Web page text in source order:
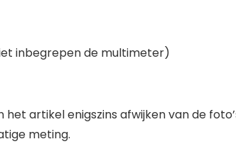
inbegrepen de multimeter)
artikel enigszins afwijken van de
meting.